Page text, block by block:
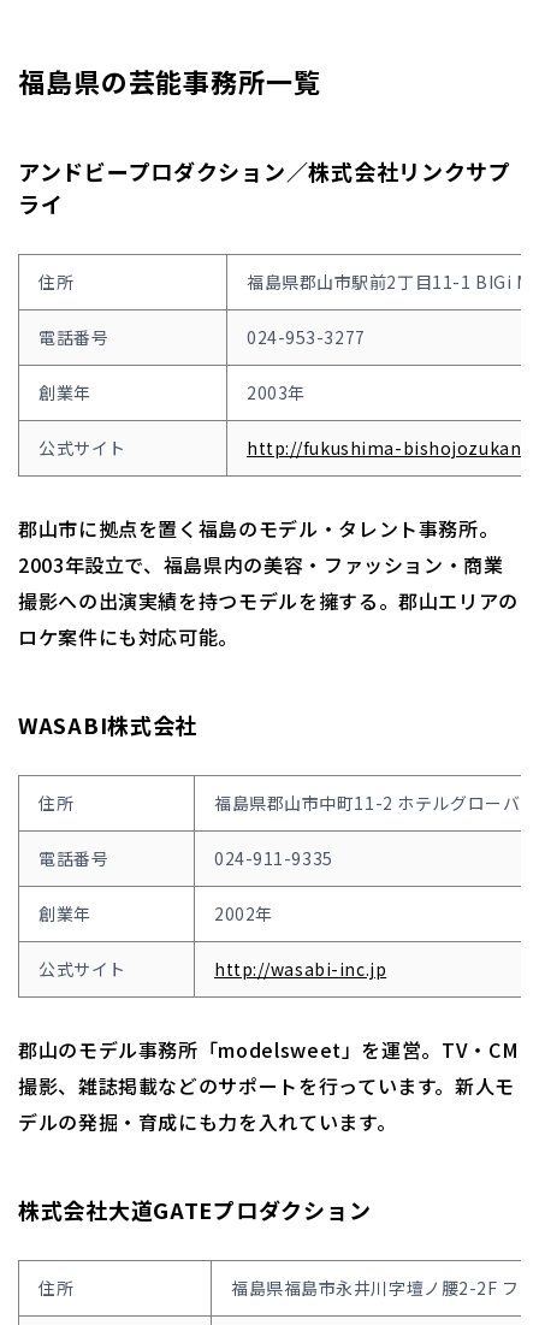
福島県の芸能事務所一覧
アンドビープロダクション／株式会社リンクサプ
ライ
住所 福島県郡山市駅前2丁目11-1 BIGi
電話番号 024-953-3277
創業年 2003年
公式サイト http://fukushima-
郡山市に拠点を置く福島のモデル・タレント事務所。
2003年設立で、福島県内の美容・ファッション・商業
撮影への出演実績を持つモデルを擁する。郡山エリアの
ロケ案件にも対応可能。
WASABI株式会社
住所 福島県郡山市中町11-2 ホテルグローバ
電話番号 024-911-9335
創業年 2002年
公式サイト http://wasabi-inc.jp
郡山のモデル事務所「modelsweet」を運営。TV・CM
撮影、雑誌掲載などのサポートを行っています。新人モ
デルの発掘・育成にも力を入れています。
株式会社大道GATEプロダクション
住所 福島県福島市永井川字壇ノ腰2-2F フ